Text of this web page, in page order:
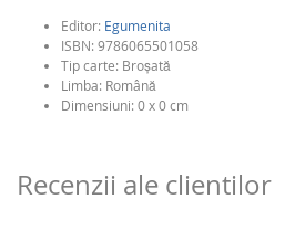
Editor: Egumenita
ISBN: 9786065501058
Tip carte: Broşată
Limba: Română
Dimensiuni: 0 x 0 cm
Recenzii ale clientilor